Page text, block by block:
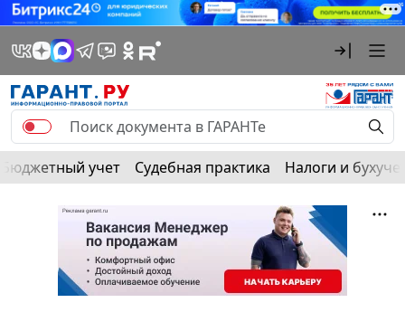
Бюджетный учет Судебная практика Налоги и